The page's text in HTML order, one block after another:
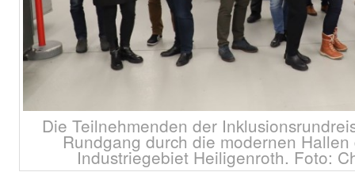
Die Teilnehmenden der
Rundgang durch die modernen
Industriegebiet Heiligenroth. Foto: